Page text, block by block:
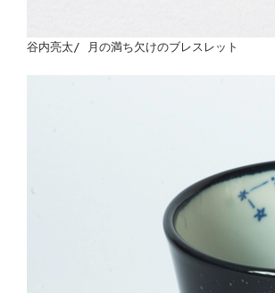
谷内亮太/ 月の満ち欠けのブレスレット